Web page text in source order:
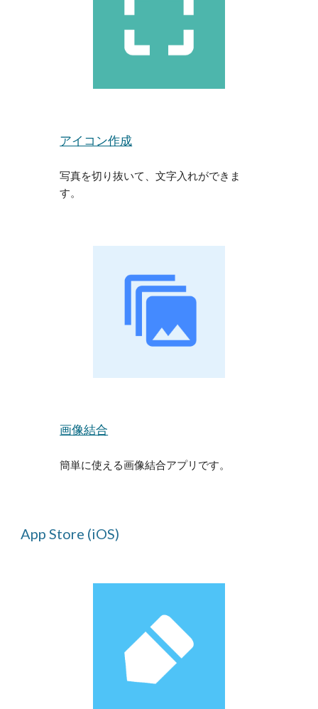
アイコン作成
写真を切り抜いて、文字入れができま
す。
画像結合
簡単に使える画像結合アプリです。
App Store (iOS)